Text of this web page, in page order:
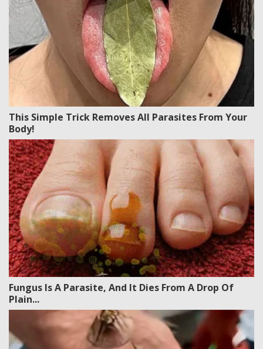
This Simple Trick Removes All Parasites From Your
Body!
Fungus Is A Parasite, And It Dies From A Drop Of
Plain...